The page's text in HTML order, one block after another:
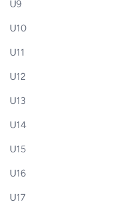
U9
U10
U11
U12
U13
U14
U15
U16
U17